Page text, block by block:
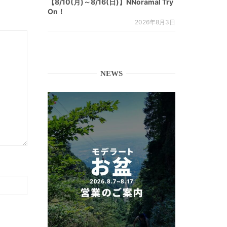
【8/10(月)～8/16(日)】NNoramal Try
On！
2026年8月3日
NEWS